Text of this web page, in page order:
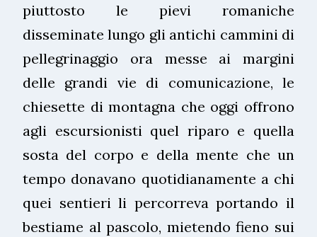
piuttosto le pievi romaniche
disseminate lungo gli antichi cammini di
pellegrinaggio ora messe ai margini
delle grandi vie di comunicazione, le
chiesette di montagna che oggi offrono
agli escursionisti quel riparo e quella
sosta del corpo e della mente che un
tempo donavano quotidianamente a chi
quei sentieri li percorreva portando il
bestiame al pascolo, mietendo fieno sui